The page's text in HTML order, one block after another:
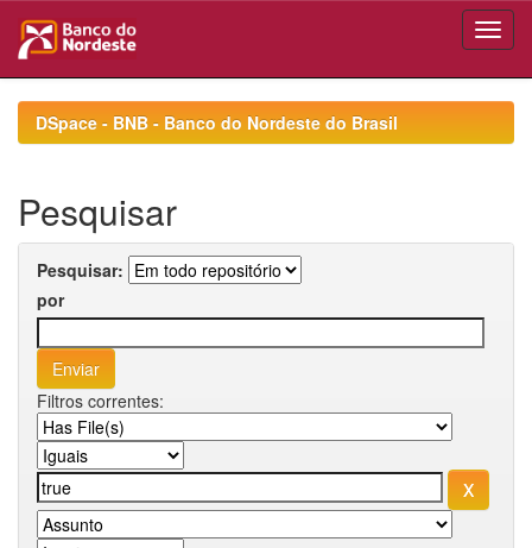
navigationDSpace - BNB - Banco do Nordeste do Brasil
Pesquisar
Pesquisar:
por
Filtros correntes: